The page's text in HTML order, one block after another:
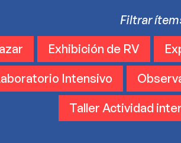
Filtrar
Exhibición de RV
Intensivo
Taller Actividad